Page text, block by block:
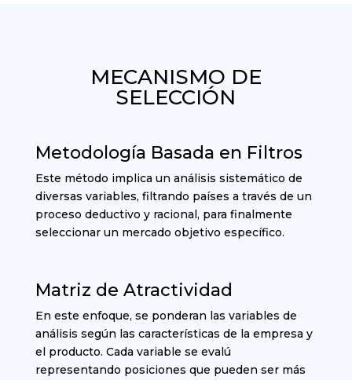
MECANISMO DE
SELECCIÓN
Metodología Basada en Filtros
Este método implica un análisis sistemático de
diversas variables, filtrando países a través de un
proceso deductivo y racional, para finalmente
seleccionar un mercado objetivo específico.
Matriz de Atractividad
En este enfoque, se ponderan las variables de
análisis según las características de la empresa y
el producto. Cada variable se evalú
representando posiciones que pueden ser más